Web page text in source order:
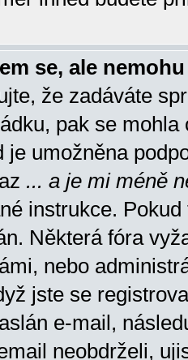
se, ale
že zadáváte
pak se
je umožněna
... a je mi méně
instrukce.
Některá fóra
nebo
jste se
e-mail,
neobdrželi,